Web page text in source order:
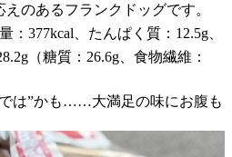
のあるフランクドッグです。
：377kcal、たんぱく質：12.5g、
（糖質：26.6g、食物繊維：
は”かも……大満足の味にお腹も